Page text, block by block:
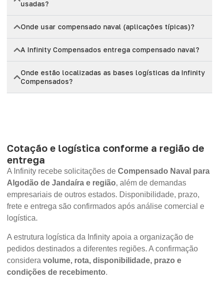
usadas?
Onde usar compensado naval (aplicações típicas)?
A Infinity Compensados entrega compensado naval?
Onde estão localizadas as bases logísticas da Infinity
Compensados?
Cotação e logística conforme a região de
entrega
A Infinity recebe solicitações de Compensado Naval para
Algodão de Jandaíra e região, além de demandas
empresariais de outros estados. Disponibilidade, prazo,
frete e entrega são confirmados após análise comercial e
logística.
A estrutura logística da Infinity apoia a organização de
pedidos destinados a diferentes regiões. A confirmação
considera volume, rota, disponibilidade, prazo e
condições de recebimento.